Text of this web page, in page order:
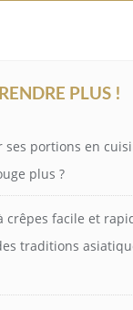
PLUS !
ses portions en
plus ?
crêpes facile et
traditions